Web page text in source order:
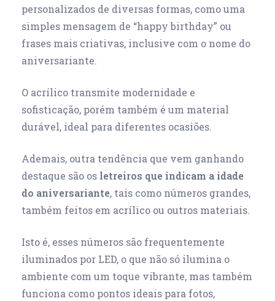
personalizados de diversas formas, como uma
simples mensagem de “happy birthday” ou
frases mais criativas, inclusive com o nome do
aniversariante.
O acrílico transmite modernidade e
sofisticação, porém também é um material
durável, ideal para diferentes ocasiões.
Ademais, outra tendência que vem ganhando
destaque são os letreiros que indicam a idade
do aniversariante, tais como números grandes,
também feitos em acrílico ou outros materiais.
Isto é, esses números são frequentemente
iluminados por LED, o que não só ilumina o
ambiente com um toque vibrante, mas também
funciona como pontos ideais para fotos,